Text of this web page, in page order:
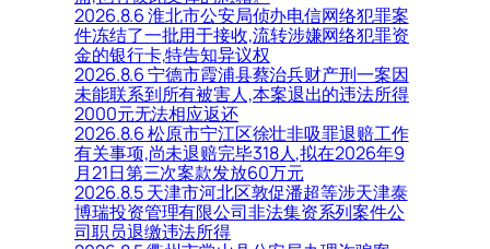
2026.8.6 淮北市公安局侦办电信网络犯罪案
件冻结了一批用于接收,流转涉嫌网络犯罪资
金的银行卡,特告知异议权
2026.8.6 宁德市霞浦县蔡治兵财产刑一案因
未能联系到所有被害人,本案退出的违法所得
2000元无法相应返还
2026.8.6 松原市宁江区徐壮非吸罪退赔工作
有关事项,尚未退赔完毕318人,拟在2026年9
月21日第三次案款发放60万元
2026.8.5 天津市河北区敦促潘超等涉天津泰
博瑞投资管理有限公司非法集资系列案件公
司职员退缴违法所得